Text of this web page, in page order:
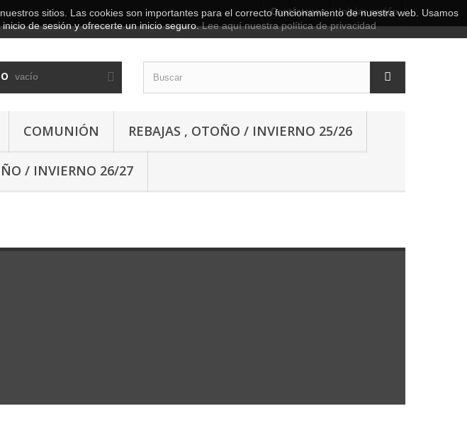
Iniciar sesión
Contáctenos
vacío
COMUNIÓN REBAJAS , OTOÑO / INVIERNO 25/26
/ INVIERNO 26/27
sitios. Las cookies son importantes para el correcto funcionamiento de nuestra web. Usamos
de sesión y ofrecerte un inicio seguro.Lee aquí nuestra política de privacidad